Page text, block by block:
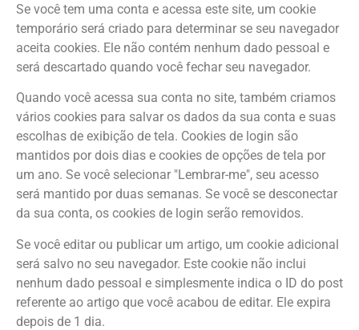
Se você tem uma conta e acessa este site, um cookie
temporário será criado para determinar se seu navegador
aceita cookies. Ele não contém nenhum dado pessoal e
será descartado quando você fechar seu navegador.
Quando você acessa sua conta no site, também criamos
vários cookies para salvar os dados da sua conta e suas
escolhas de exibição de tela. Cookies de login são
mantidos por dois dias e cookies de opções de tela por
um ano. Se você selecionar "Lembrar-me", seu acesso
será mantido por duas semanas. Se você se desconectar
da sua conta, os cookies de login serão removidos.
Se você editar ou publicar um artigo, um cookie adicional
será salvo no seu navegador. Este cookie não inclui
nenhum dado pessoal e simplesmente indica o ID do post
referente ao artigo que você acabou de editar. Ele expira
depois de 1 dia.